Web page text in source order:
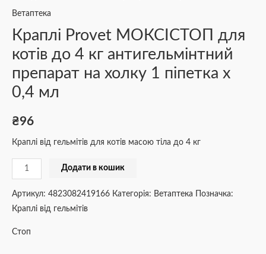
Ветаптека
Краплі Provet МОКСІСТОП для
котів до 4 кг антигельмінтний
препарат на холку 1 піпетка х
0,4 мл
₴96
Краплі від гельмітів для котів масою тіла до 4 кг
Додати в кошик
Артикул: 4823082419166 Категорія: Ветаптека
Позначка:
Краплі від гельмітів
Стоп